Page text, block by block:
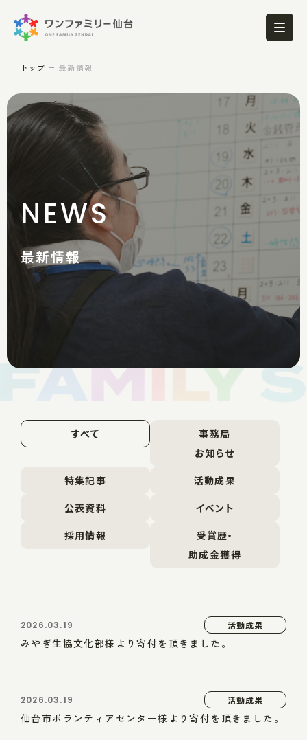
トップ 最新情報
NEWS
最新情報
すべて
事務局
お知らせ
特集記事
活動成果
公表資料
イベント
採用情報
受賞歴・
助成金獲得
2026.03.19 活動成果
みやぎ生協文化部様より寄付を頂きました。
2026.03.19 活動成果
仙台市ボランティアセンター様より寄付を頂きました。